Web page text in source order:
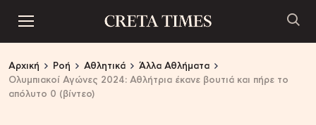
Αρχική Ροή Αθλητικά
Άλλα Αθλήματα
Ολυμπιακοί Αγώνες 2024: Αθλήτρια έκανε βουτιά και πήρε το
απόλυτο 0 (βίντεο)